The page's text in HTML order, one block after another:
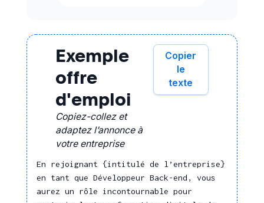
identifier des concepts
innovants
Réaliser des études et
développements
informatiques
Réaliser un prototype
de la solution technique
pour validation par le
donneur d'ordres
(configuration type, ...)
Concevoir et
Exemple
offre
d'emploi
Copiez-collez et
adaptez l’annonce à
votre entreprise
Copier
le
texte
En rejoignant {intitulé de l’entreprise}
en tant que Développeur Back-end, vous
aurez un rôle incontournable pour